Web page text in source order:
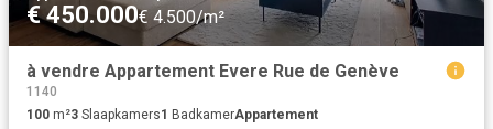
€ 450.000€ 4.500/m²
à vendre Appartement Evere Rue de Genève
1140
100 m²3 Slaapkamers1 BadkamerAppartement